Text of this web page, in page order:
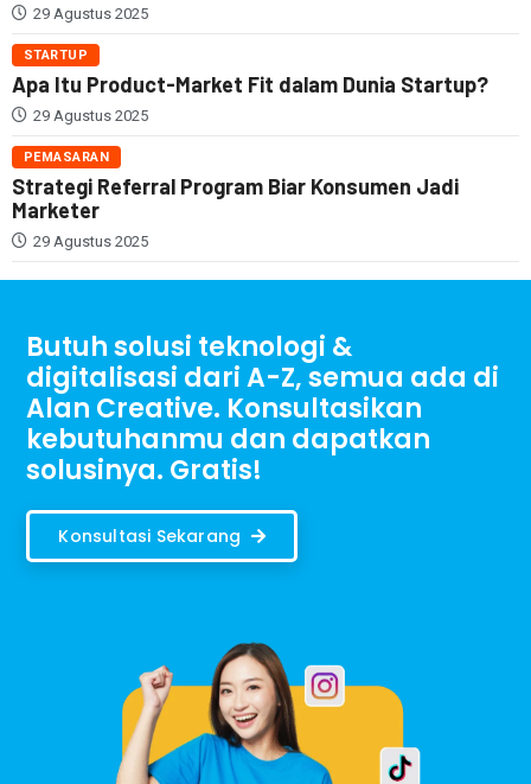
29 Agustus 2025
STARTUP
Apa Itu Product-Market Fit dalam Dunia Startup?
29 Agustus 2025
PEMASARAN
Strategi Referral Program Biar Konsumen Jadi
Marketer
29 Agustus 2025
Butuh solusi teknologi &
digitalisasi dari A-Z, semua ada di
Alan Creative. Konsultasikan
kebutuhanmu dan dapatkan
solusinya. Gratis!
Konsultasi Sekarang